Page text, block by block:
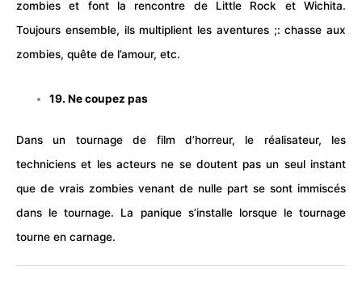
zombies et font la rencontre de Little Rock et Wichita.
Toujours ensemble, ils multiplient les aventures ;: chasse aux
zombies, quête de l’amour, etc.
19. Ne coupez pas
Dans un tournage de film d’horreur, le réalisateur, les
techniciens et les acteursne se doutent pas un seul instant
que de vrais zombies venant de nulle part se sont immiscés
dans letournage. La panique s’installe lorsque le tournage
tourne en carnage.